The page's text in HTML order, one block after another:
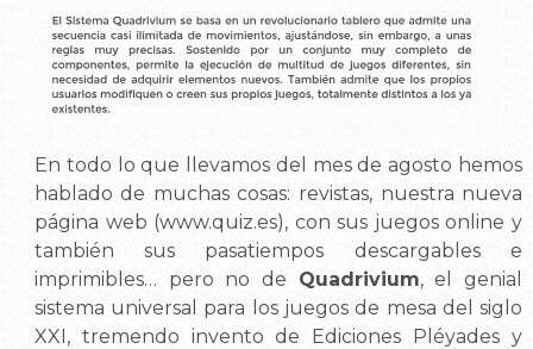
En todo lo que llevamos del mes de agosto hemos
hablado de muchas cosas: revistas, nuestra nueva
página web (www.quiz.es), con sus juegos online y
también sus pasatiempos descargables e
imprimibles… pero no de Quadrivium, el genial
sistema universal para los juegos de mesa del siglo
XXI, tremendo invento de Ediciones Pléyades y